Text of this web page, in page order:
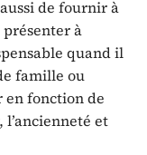
de fournir à
présenter à
quand il
famille ou
fonction de
l’ancienneté et